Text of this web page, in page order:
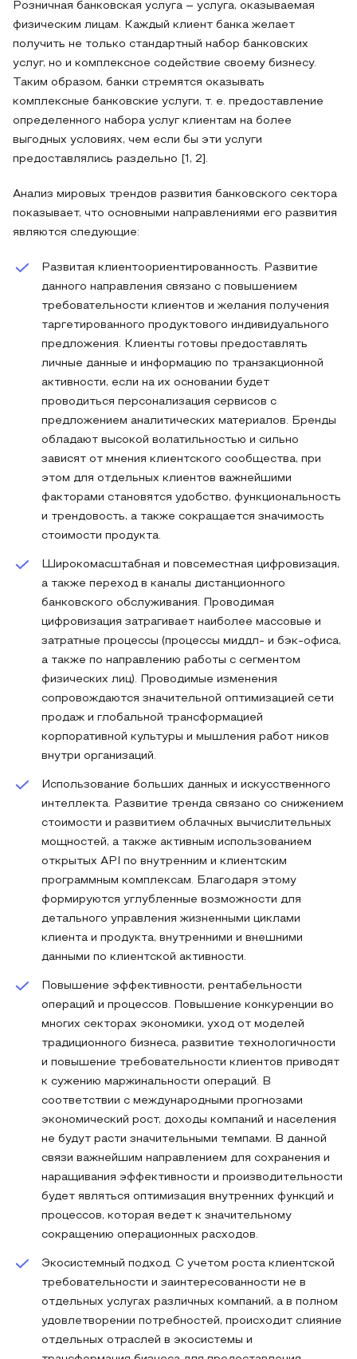
Розничная банковская услуга – услуга, оказываемая
физическим лицам. Каждый клиент банка желает
получить не только стандартный набор банковских
услуг, но и комплексное содействие своему бизнесу.
Таким образом, банки стремятся оказывать
комплексные банковские услуги, т. е. предоставление
определенного набора услуг клиентам на более
выгодных условиях, чем если бы эти услуги
предоставлялись раздельно [1, 2].
Анализ мировых трендов развития банковского сектора
показывает, что основными направлениями его развития
являются следующие:
Развитая клиентоориентированность. Развитие
данного направления связано с повышением
требовательности клиентов и желания получения
таргетированного продуктового индивидуального
предложения. Клиенты готовы предоставлять
личные данные и информацию по транзакционной
активности, если на их основании будет
проводиться персонализация сервисов с
предложением аналитических материалов. Бренды
обладают высокой волатильностью и сильно
зависят от мнения клиентского сообщества, при
этом для отдельных клиентов важнейшими
факторами становятся удобство, функциональность
и трендовость, а также сокращается значимость
стоимости продукта.
Широкомасштабная и повсеместная цифровизация,
а также переход в каналы дистанционного
банковского обслуживания. Проводимая
цифровизация затрагивает наиболее массовые и
затратные процессы (процессы миддл- и бэк-офиса,
а также по направлению работы с сегментом
физических лиц). Проводимые изменения
сопровождаются значительной оптимизацией сети
продаж и глобальной трансформацией
корпоративной культуры и мышления работ ников
внутри организаций.
Использование больших данных и искусственного
интеллекта. Развитие тренда связано со снижением
стоимости и развитием облачных вычислительных
мощностей, а также активным использованием
открытых API по внутренним и клиентским
программным комплексам. Благодаря этому
формируются углубленные возможности для
детального управления жизненными циклами
клиента и продукта, внутренними и внешними
данными по клиентской активности.
Повышение эффективности, рентабельности
операций и процессов. Повышение конкуренции во
многих секторах экономики, уход от моделей
традиционного бизнеса, развитие технологичности
и повышение требовательности клиентов приводят
к сужению маржинальности операций. В
соответствии с международными прогнозами
экономический рост, доходы компаний и населения
не будут расти значительными темпами. В данной
связи важнейшим направлением для сохранения и
наращивания эффективности и производительности
будет являться оптимизация внутренних функций и
процессов, которая ведет к значительному
сокращению операционных расходов.
Экосистемный подход. С учетом роста клиентской
требовательности и заинтересованности не в
отдельных услугах различных компаний, а в полном
удовлетворении потребностей, происходит слияние
отдельных отраслей в экосистемы и